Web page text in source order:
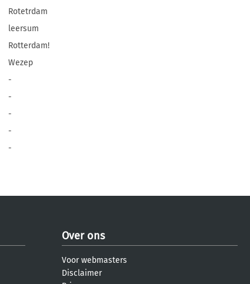
Rotetrdam
leersum
Rotterdam!
Wezep
-
-
-
-
-
Over ons
Voor webmasters
Disclaimer